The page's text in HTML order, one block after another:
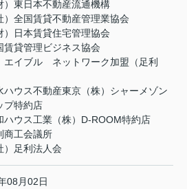
）東日本不動産流通機構
）全国賃貸不動産管理業協会
）日本賃貸住宅管理協会
貸管理ビジネス協会
エイブル ネットワーク加盟（足利
ウス不動産東京（株）シャーメゾン
プ特約店
ウス工業（株）D-ROOM特約店
工会議所
）足利法人会
08月02日